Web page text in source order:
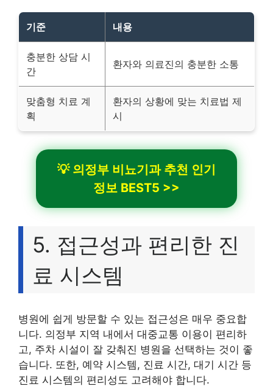
기준 내용
충분한 상담 시
간
환자와 의료진의 충분한 소통
맞춤형 치료 계
획
환자의 상황에 맞는 치료법 제
시
💡 의정부 비뇨기과 추천 인기
정보 BEST5 >>
5. 접근성과 편리한 진
료 시스템
병원에 쉽게 방문할 수 있는 접근성은 매우 중요합
니다. 의정부 지역 내에서 대중교통 이용이 편리하
고, 주차 시설이 잘 갖춰진 병원을 선택하는 것이 좋
습니다. 또한, 예약 시스템, 진료 시간, 대기 시간 등
진료 시스템의 편리성도 고려해야 합니다.